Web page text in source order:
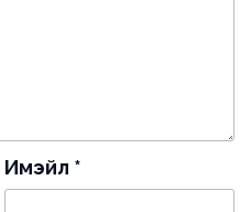
Имэйл *